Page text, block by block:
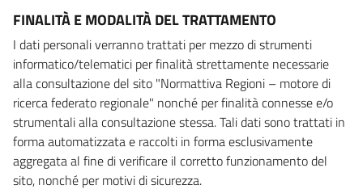
FINALITÀ E MODALITÀ DEL TRATTAMENTO
I dati personali verranno trattati per mezzo di strumenti
informatico/telematici per finalità strettamente necessarie
alla consultazione del sito "Normattiva Regioni – motore di
ricerca federato regionale" nonché per finalità connesse e/o
strumentali alla consultazione stessa. Tali dati sono trattati in
forma automatizzata e raccolti in forma esclusivamente
aggregata al fine di verificare il corretto funzionamento del
sito, nonché per motivi di sicurezza.